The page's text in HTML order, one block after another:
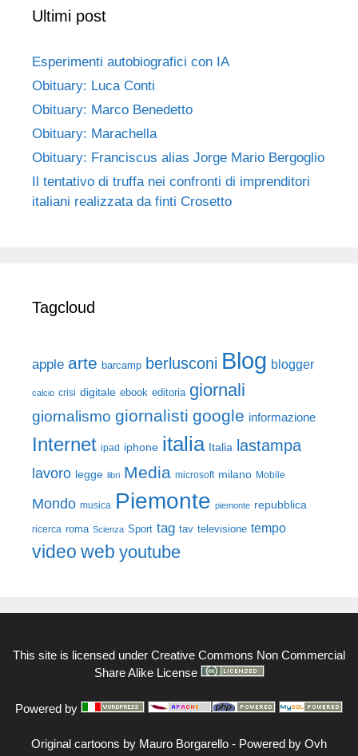
Ultimi post
Esperimenti autobiografici con IA
Obituary: Luca Conti
Obituary: Marco Benedetto
Obituary: Marachella
Obituary: Franciscus alias Jorge Mario Bergoglio
Il tentativo di truffa nei confronti di imprenditori
italiani realizzata da finti Crosetto
Tagcloud
apple arte barcamp berlusconi Blog blogger
calcio crisi digitale ebook editoria giornali
giornalismo giornalisti google informazione
Internet ipad iphone italia Italia lastampa
lavoro legge libri Media microsoft milano Mobile
Mondo musica Piemonte piemonte repubblica
ricerca roma Scienza Sport tag tav televisione tempo
video web youtube
This site is licensed under Creative Commons Non Commercial
Share Alike License
Powered by
Original cartoons by Mauro Borgarello - Powered by Ovh